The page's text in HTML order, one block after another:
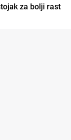
za bolji rast